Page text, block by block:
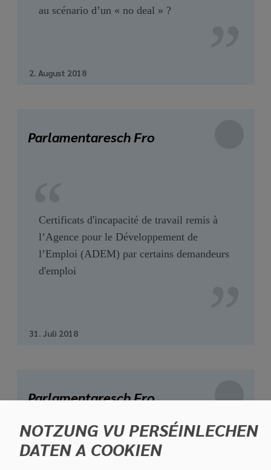
au scénario d’un « no deal » ?
2. August 2018
Parlamentaresch Fro
Certificats d'incapacité de travail remis à
l’Agence pour le Développement de
l’Emploi (ADEM) par certains demandeurs
d'emploi
31. Juli 2018
Parlamentaresch Fro
NOTZUNG VU PERSÉINLECHEN
DATEN A COOKIEN